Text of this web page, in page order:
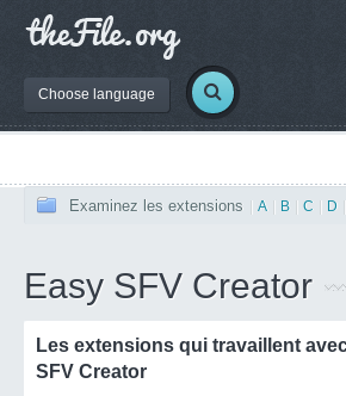
Choose language
Examinez les extensions A B C D
Easy SFV Creator
Les extensions qui travaillent
SFV Creator